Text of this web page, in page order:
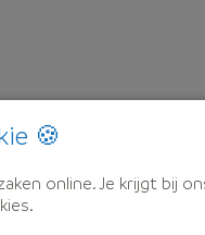
🍪
online. Je krijgt bij